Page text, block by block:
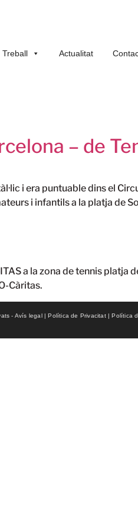
Treball Actualitat
– de
i era puntuable dins el
i infantils a la platja de
a la zona de tennis platja
Càritas.
- Avís legal | Política de Privacitat | Política